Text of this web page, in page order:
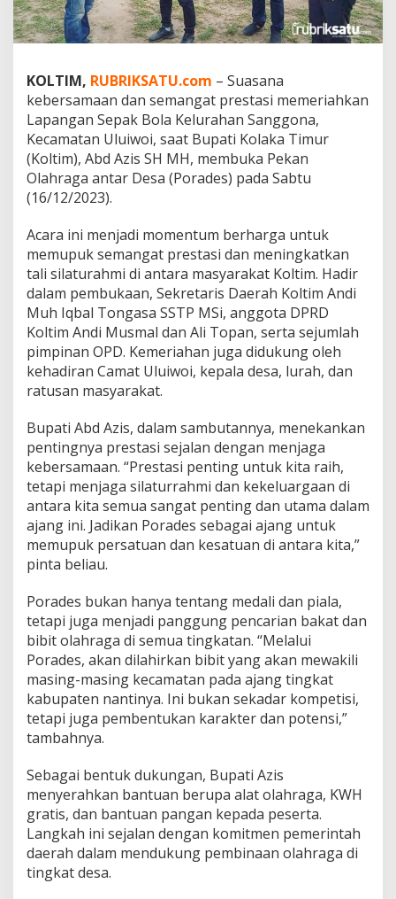
s
a
,
b
d
A
z
i
s
A
n
g
P
r
e
s
t
a
s
d
n
K
e
b
e
r
s
m
n
KOLTIM, RUBRIKSATU.com – Suasana
kebersamaan dan semangat prestasi memeriahkan
Lapangan Sepak Bola Kelurahan Sanggona,
Kecamatan Uluiwoi, saat Bupati Kolaka Timur
(Koltim), Abd Azis SH MH, membuka Pekan
Olahraga antar Desa (Porades) pada Sabtu
(16/12/2023).
Acara ini menjadi momentum berharga untuk
memupuk semangat prestasi dan meningkatkan
tali silaturahmi di antara masyarakat Koltim. Hadir
dalam pembukaan, Sekretaris Daerah Koltim Andi
Muh Iqbal Tongasa SSTP MSi, anggota DPRD
Koltim Andi Musmal dan Ali Topan, serta sejumlah
pimpinan OPD. Kemeriahan juga didukung oleh
kehadiran Camat Uluiwoi, kepala desa, lurah, dan
ratusan masyarakat.
Bupati Abd Azis, dalam sambutannya, menekankan
pentingnya prestasi sejalan dengan menjaga
kebersamaan. “Prestasi penting untuk kita raih,
tetapi menjaga silaturrahmi dan kekeluargaan di
antara kita semua sangat penting dan utama dalam
ajang ini. Jadikan Porades sebagai ajang untuk
memupuk persatuan dan kesatuan di antara kita,”
pinta beliau.
Porades bukan hanya tentang medali dan piala,
tetapi juga menjadi panggung pencarian bakat dan
bibit olahraga di semua tingkatan. “Melalui
Porades, akan dilahirkan bibit yang akan mewakili
masing-masing kecamatan pada ajang tingkat
kabupaten nantinya. Ini bukan sekadar kompetisi,
tetapi juga pembentukan karakter dan potensi,”
tambahnya.
Sebagai bentuk dukungan, Bupati Azis
menyerahkan bantuan berupa alat olahraga, KWH
gratis, dan bantuan pangan kepada peserta.
Langkah ini sejalan dengan komitmen pemerintah
daerah dalam mendukung pembinaan olahraga di
tingkat desa.